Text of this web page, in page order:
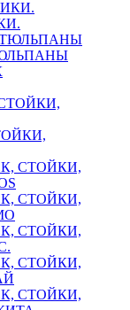
СТОЙКИ,
СТОЙКИ,
СТОЙКИ,
СТОЙКИ,
СТОЙКИ,